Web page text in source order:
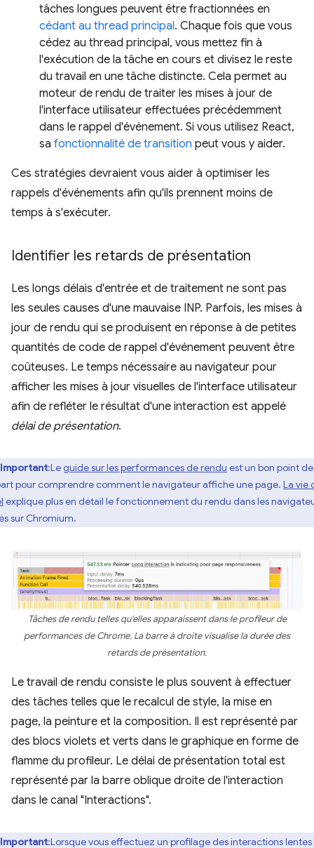
tâches longues peuvent être fractionnées en
cédant au thread principal. Chaque fois que vous
cédez au thread principal, vous mettez fin à
l'exécution de la tâche en cours et divisez le reste
du travail en une tâche distincte. Cela permet au
moteur de rendu de traiter les mises à jour de
l'interface utilisateur effectuées précédemment
dans le rappel d'événement. Si vous utilisez React,
sa fonctionnalité de transition peut vous y aider.
Ces stratégies devraient vous aider à optimiser les
rappels d'événements afin qu'ils prennent moins de
temps à s'exécuter.
Identifier les retards de présentation
Les longs délais d'entrée et de traitement ne sont pas
les seules causes d'une mauvaise INP. Parfois, les mises à
jour de rendu qui se produisent en réponse à de petites
quantités de code de rappel d'événement peuvent être
coûteuses. Le temps nécessaire au navigateur pour
afficher les mises à jour visuelles de l'interface utilisateur
afin de refléter le résultat d'une interaction est appelé
délai de présentation.
Important:Leguide sur les performances de rendu est un bon point de
pour comprendre comment le navigateur affiche une page. La vie
explique plus en détail le fonctionnement du rendu dans les
sur Chromium.
Tâches de rendu telles qu'elles apparaissent dans le profileur de
performances de Chrome. La barre à droite visualise la durée des
retards de présentation.
Le travail de rendu consiste le plus souvent à effectuer
des tâches telles que le recalcul de style, la mise en
page, la peinture et la composition. Il est représenté par
des blocs violets et verts dans le graphique en forme de
flamme du profileur. Le délai de présentation total est
représenté par la barre oblique droite de l'interaction
dans le canal "Interactions".
Important:Lorsque vous effectuez un profilage des interactions lentes